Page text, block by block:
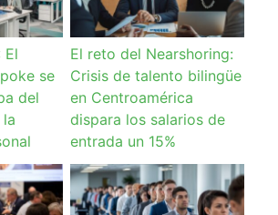
El
se
del
El reto del Nearshoring:
Crisis de talento bilingüe
en Centroamérica
dispara los salarios de
entrada un 15%